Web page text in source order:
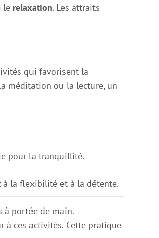
le relaxation. Les attraits
qui favorisent la
méditation ou la lecture, un
pour la tranquillité.
à la flexibilité et à la détente.
à portée de main.
à ces activités. Cette pratique